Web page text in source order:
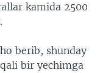
kamida 2500
berib, shunday
bir yechimga